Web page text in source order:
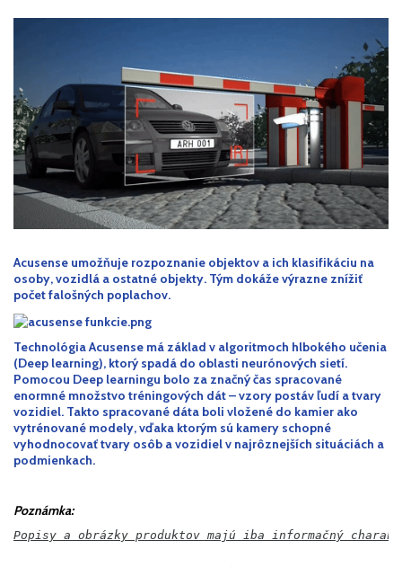
Acusense umožňuje rozpoznanie objektov a ich klasifikáciu na
osoby, vozidlá a ostatné objekty. Tým dokáže výrazne znížiť
počet falošných poplachov.
Technológia Acusense má základ v algoritmoch hlbokého učenia
(Deep learning), ktorý spadá do oblasti neurónových sietí.
Pomocou Deep learningu bolo za značný čas spracované
enormné množstvo tréningových dát – vzory postáv ľudí a tvary
vozidiel. Takto spracované dáta boli vložené do kamier ako
vytrénované modely, vďaka ktorým sú kamery schopné
vyhodnocovať tvary osôb a vozidiel v najrôznejších situáciách a
podmienkach.
Poznámka:
Popisy a obrázky produktov majú iba informačný